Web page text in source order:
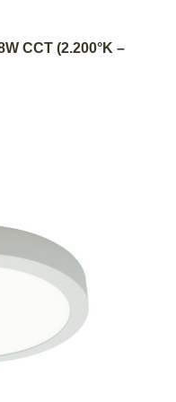
CCT (2.200°K –